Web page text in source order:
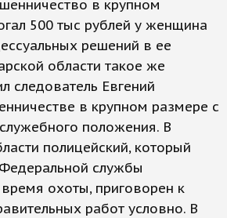
в крупном
500 тыс рублей у женщина
решений в ее
области такое же
следователь Евгений
в крупном размере с
положения. В
полицейский, который
службы
охоты, приговорен к
работ условно. В